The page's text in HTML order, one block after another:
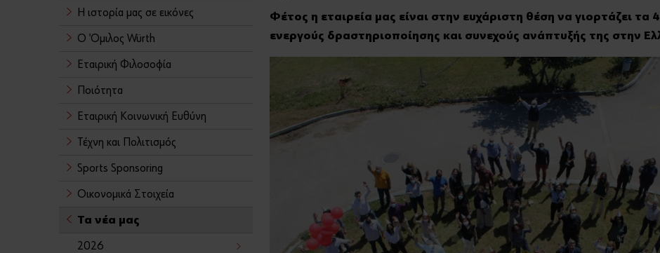
Η ιστορία μας σε εικόνες
Ο Όμιλος Würth
Εταιρική Φιλοσοφία
Ποιότητα
Εταιρική Κοινωνική Ευθύνη
Τέχνη και Πολιτισμός
Sports Sponsoring
Οικονομικά Στοιχεία
Τα νέα μας
2026
Φέτος η εταιρεία μας είναι στην ευχάριστη θέση να γιορτάζει τα
ενεργούς δραστηριοποίησης και συνεχούς ανάπτυξής της στην